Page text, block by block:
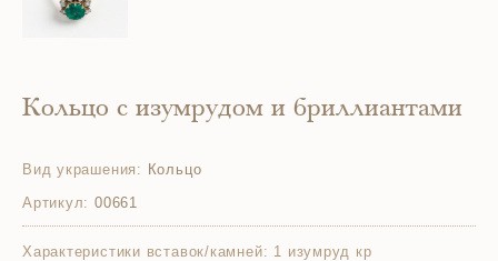
Кольцо с изумрудом и бриллиантами
Вид украшения: Кольцо
Артикул: 00661
Характеристики вставок/камней: 1 изумруд кр